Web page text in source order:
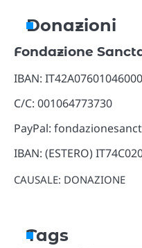
Donazioni
Fondazione
IBAN:
C/C: 001064773730
PayPal:
IBAN: (ESTERO)
CAUSALE: DONAZIONE
Tags